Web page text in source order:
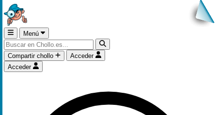
Menú
Compartir chollo
Acceder
Acceder